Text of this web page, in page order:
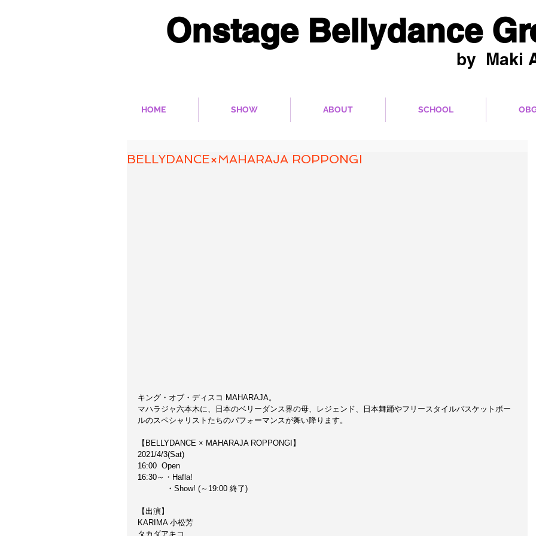
Onstage Bellydance
by Maki
HOME SHOW ABOUT SCHOOL
BELLYDANCE×MAHARAJA ROPPONGI
キング・オブ・ディスコ MAHARAJA。
マハラジャ六本木に、日本のベリーダンス界の母、レジェンド、日本舞踊やフリースタイルバスケットボー
ルのスペシャリストたちのパフォーマンスが舞い降ります。
【BELLYDANCE × MAHARAJA ROPPONGI】
2021/4/3(Sat)
16:00  Open
16:30～・Hafla!
            ・Show! (～19:00 終了)
【出演】
KARIMA 小松芳
タカダアキコ